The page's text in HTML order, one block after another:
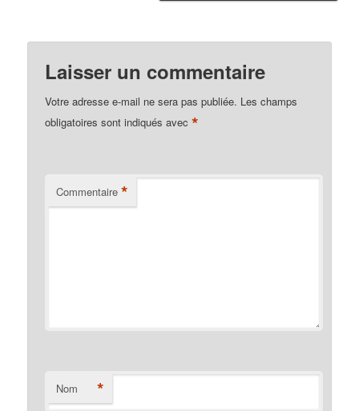
Laisser un commentaire
Votre adresse e-mail ne sera pas publiée. Les champs
obligatoires sont indiqués avec*
Commentaire *
Nom *